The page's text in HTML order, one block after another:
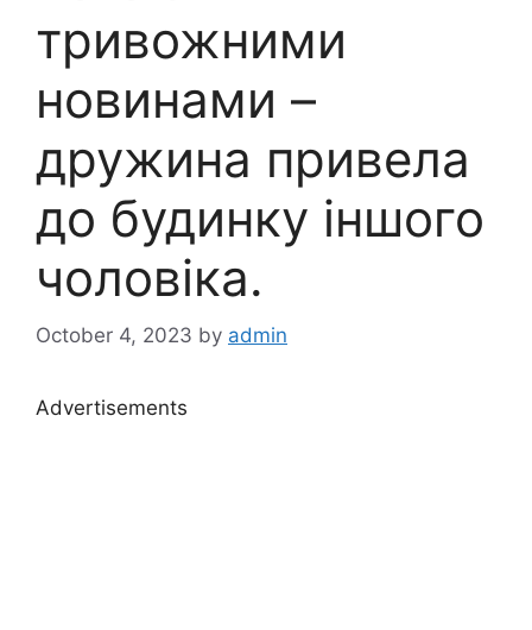
тривожними
новинами –
дружина привела
до будинку іншого
чоловіка.
October 4, 2023 by admin
Advertisements